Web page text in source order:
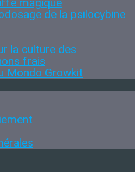
de la psilocybine
la culture des
frais
Mondo Growkit